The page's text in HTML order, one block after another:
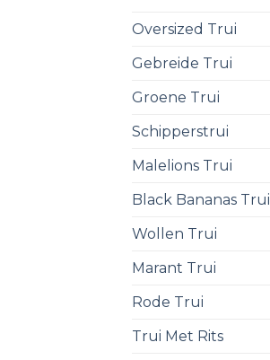
Oversized Trui
Gebreide Trui
Groene Trui
Schipperstrui
Malelions Trui
Black Bananas Trui
Wollen Trui
Marant Trui
Rode Trui
Trui Met Rits